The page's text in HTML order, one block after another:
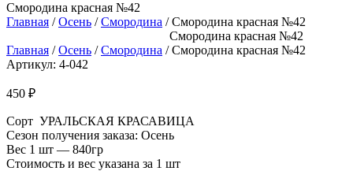
Смородина красная №42
Главная /Осень /Смородина / Смородина красная №42
Смородина красная №42
Главная /Осень /Смородина / Смородина красная №42
Артикул: 4-042
450 ₽
Сорт УРАЛЬСКАЯ КРАСАВИЦА
Сезон получения заказа: Осень
Вес 1 шт — 840гр
Стоимость и вес указана за 1 шт